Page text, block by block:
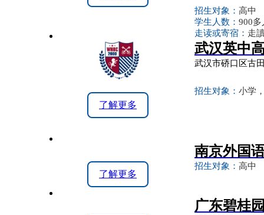
招生对象： 高中
学生人数： 900多
走读或寄宿： 走
了解更多
武汉英中
武汉市硚口区古
招生对象： 小学
了解更多
南京外国
招生对象： 高中
广东碧桂